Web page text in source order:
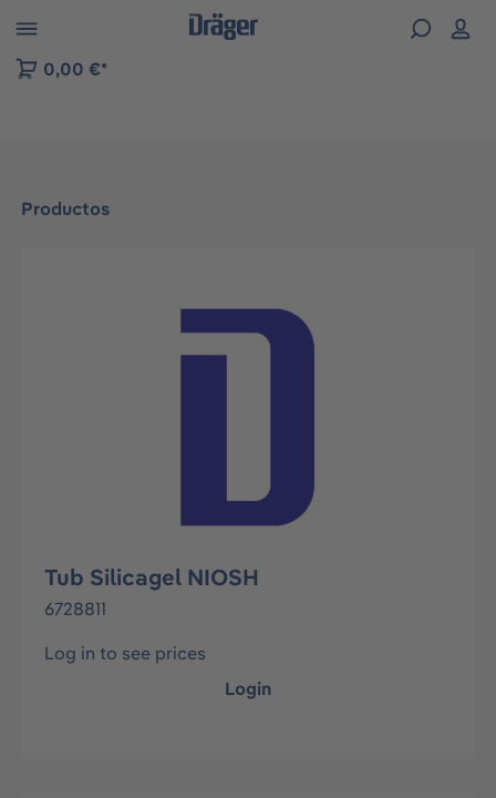
to B2B platform navigation
0,00 €*
Productos
Omitir galería de imágenes
Tub Silicagel NIOSH
6728811
Log in to see prices
Login